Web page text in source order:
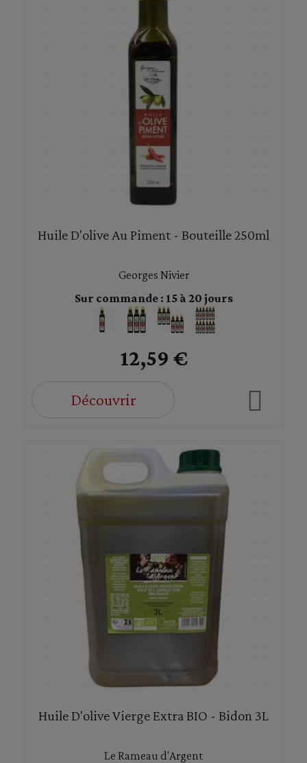
Huile D'olive Au Piment - Bouteille 250ml
Georges Nivier
Sur commande : 15 à 20 jours
12,59 €
Découvrir
Huile D'olive Vierge Extra BIO - Bidon 3L
Le Rameau d'Argent